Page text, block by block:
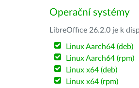
Operační systémy
LibreOffice 26.2.0 je k
Linux Aarch64 (deb)
Linux Aarch64 (rpm)
Linux x64 (deb)
Linux x64 (rpm)